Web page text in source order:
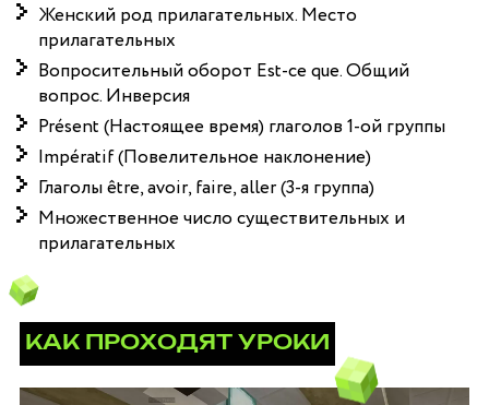
Женский род прилагательных. Место
прилагательных
Вопросительный оборот Est-ce que. Общий
вопрос. Инверсия
Présent (Настоящее время) глаголов 1-ой группы
Impératif (Повелительное наклонение)
Глаголы être, avoir, faire, aller (3-я группа)
Множественное число существительных и
прилагательных
КАК ПРОХОДЯТ УРОКИ